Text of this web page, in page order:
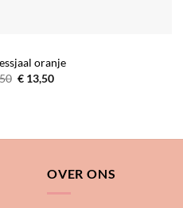
oranje
Oorspronkelijke
prijs
€ 13,50Huidige
OVER ONS